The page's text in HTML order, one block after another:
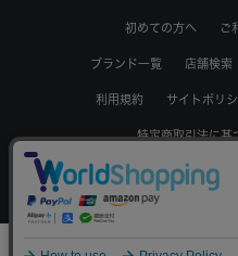
初めての方へ ご
ブランド一覧 店舗検索
利用規約 サイトポリ
特定商取引法に基
Copyrights © WORLD